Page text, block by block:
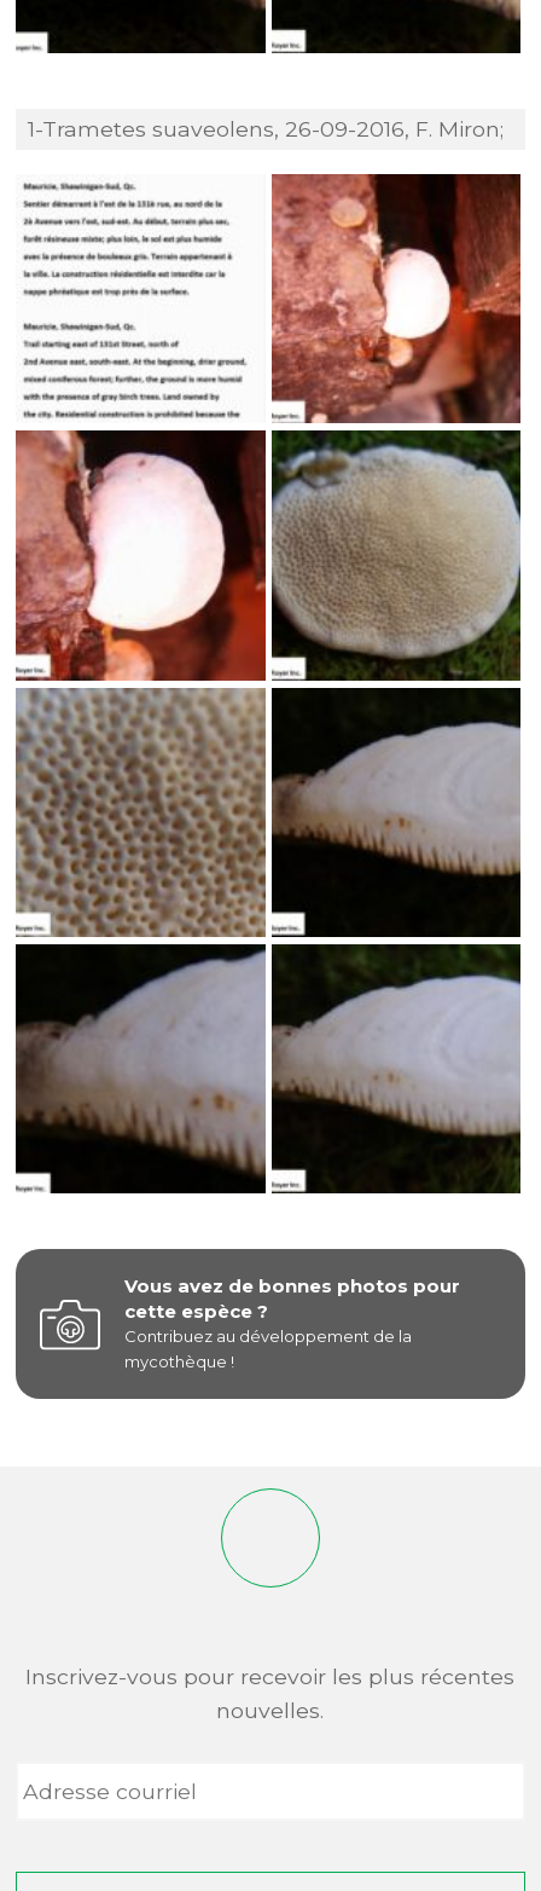
1-Trametes suaveolens, 26-09-2016, F. Miron;
Vous avez de bonnes photos pour
cette espèce ?
Contribuez au développement de la
mycothèque !
Inscrivez-vous pour recevoir les plus récentes
nouvelles.